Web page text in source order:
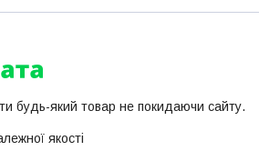
будь-який товар не покидаючи сайту.
якості